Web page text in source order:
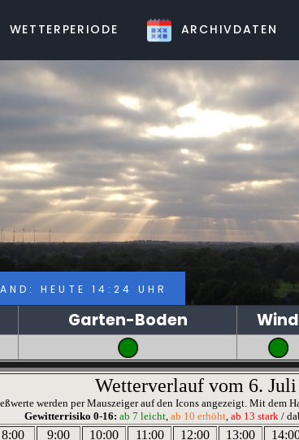
WETTERPERIODE ARCHIVDATEN
HEUTE 14:24 UHR
Garten-Boden Wind